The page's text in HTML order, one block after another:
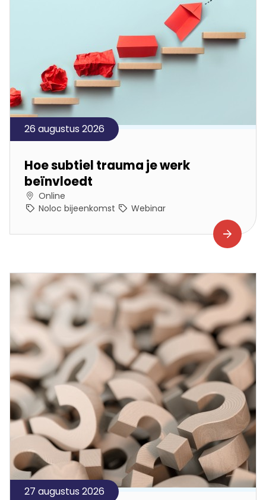
Hoe subtiel trauma je werk
beïnvloedt
26 augustus 2026
Online
Noloc bijeenkomst
Webinar
27 augustus 2026